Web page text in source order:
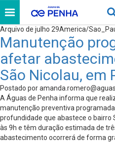
Arquivo de julho 29America/
Manutenção
afetar
São Nicolau, em
Postado por
A Águas de Penha informa que
manutenção preventiva
profundidade que abastece o bairro
às 9h e têm duração estimada de
abastecimento ocorrerá de forma